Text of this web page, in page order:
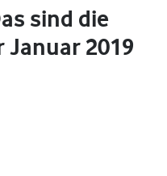
sind die
2019